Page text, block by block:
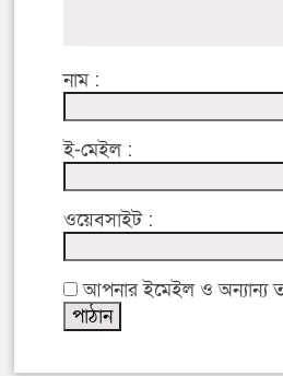
নাম :
ই-মেইল :
ওয়েবসাইট :
আপনার ইমেইল ও অন্যান্য